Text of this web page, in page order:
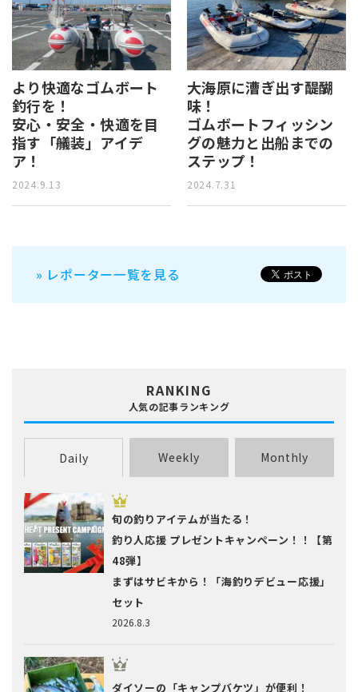
より快適なゴムボート
釣行を！
安心・安全・快適を目
指す「艤装」アイデ
ア！
2024.9.13
大海原に漕ぎ出す醍醐
味！
ゴムボートフィッシン
グの魅力と出船までの
ステップ！
2024.7.31
» レポーター一覧を見る
RANKING
人気の記事ランキング
Daily Weekly Monthly
2026.8.3
旬の釣りアイテムが当たる！
釣り人応援 プレゼントキャンペーン！！【第
48弾】
まずはサビキから！「海釣りデビュー応援」
セット
ダイソーの「キャンプバケツ」が便利！